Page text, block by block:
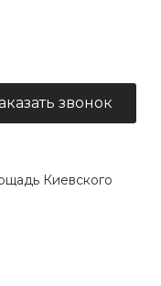
звонок
Киевского